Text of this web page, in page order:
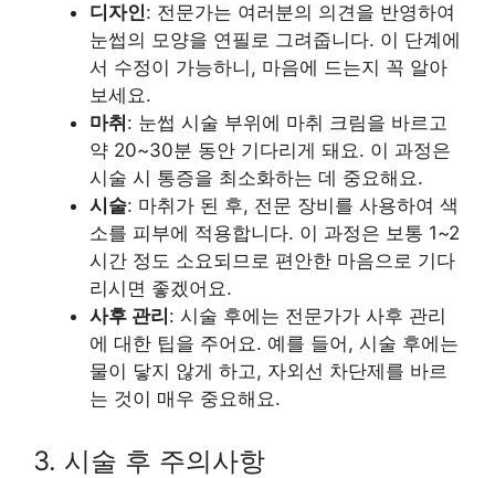
디자인: 전문가는 여러분의 의견을 반영하여
눈썹의 모양을 연필로 그려줍니다. 이 단계에
서 수정이 가능하니, 마음에 드는지 꼭 알아
보세요.
마취 : 눈썹 시술 부위에 마취 크림을 바르고
약 20~30분 동안 기다리게 돼요. 이 과정은
시술 시 통증을 최소화하는 데 중요해요.
시술: 마취가 된 후, 전문 장비를 사용하여 색
소를 피부에 적용합니다. 이 과정은 보통 1~2
시간 정도 소요되므로 편안한 마음으로 기다
리시면 좋겠어요.
사후 관리 : 시술 후에는 전문가가 사후 관리
에 대한 팁을 주어요. 예를 들어, 시술 후에는
물이 닿지 않게 하고, 자외선 차단제를 바르
는 것이 매우 중요해요.
3. 시술 후 주의사항